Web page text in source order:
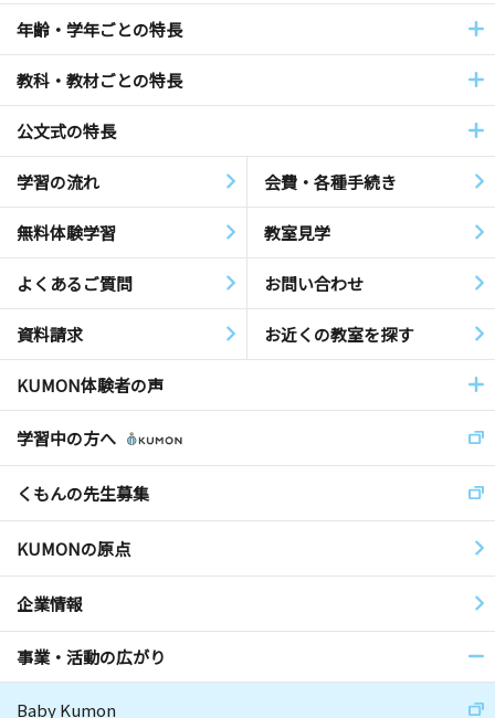
年齢・学年ごとの特長
教科・教材ごとの特長
公文式の特長
学習の流れ 会費・各種手続き
無料体験学習 教室見学
よくあるご質問 お問い合わせ
資料請求 お近くの教室を探す
KUMON体験者の声
学習中の方へ
くもんの先生募集
KUMONの原点
企業情報
事業・活動の広がり
Baby Kumon